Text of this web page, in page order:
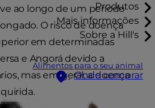
Produtos
Mais informações
Sobre a Hill's
Alimentos para o seu animal
Onde comprar
ao longo de um período
O risco de doença
em determinadas
e Angorá devido a
mas em geral, a doença